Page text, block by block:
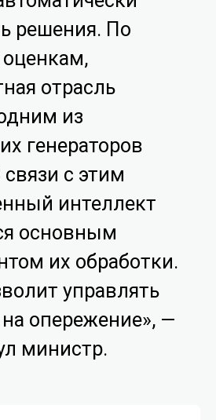
решения. По
отрасль
из
генераторов
с этим
интеллект
основным
их обработки.
управлять
опережение», —
министр.